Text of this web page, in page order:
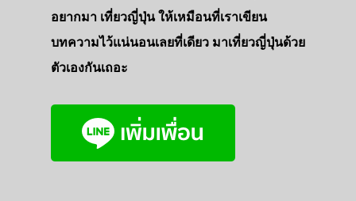
อยากมา เที่ยวญี่ปุ่น ให้เหมือนที่เราเขียน
บทความไว้แน่นอนเลยที่เดียว มาเที่ยวญี่ปุ่นด้วย
ตัวเองกันเถอะ